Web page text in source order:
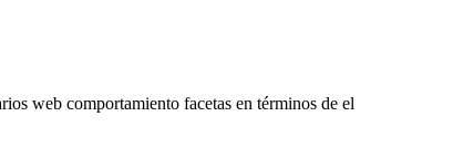
web comportamiento facetas en términos de el